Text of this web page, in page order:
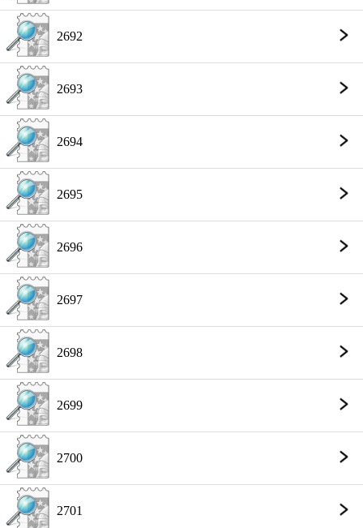
2692
2693
2694
2695
2696
2697
2698
2699
2700
2701